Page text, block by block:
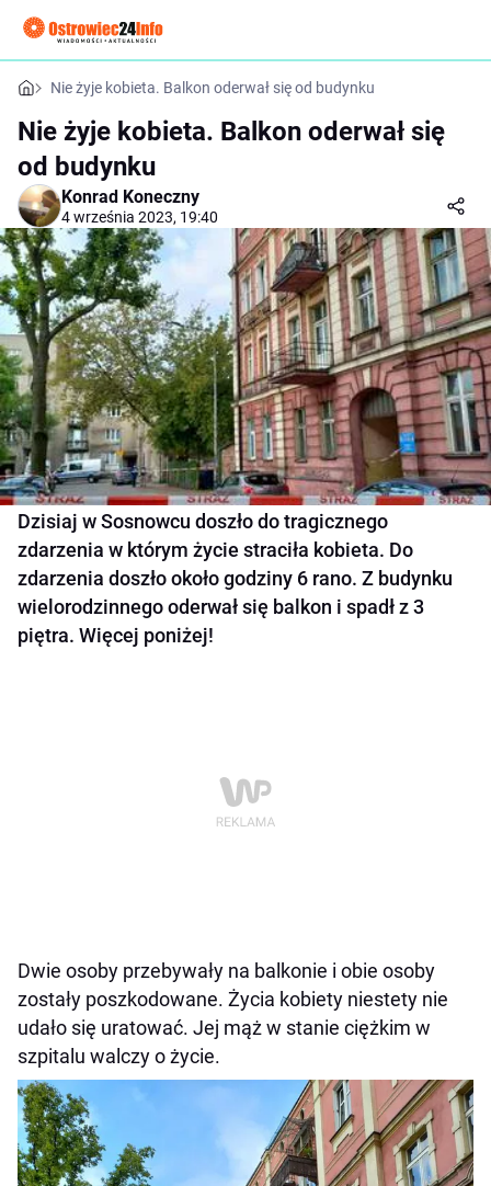
Nie żyje kobieta. Balkon oderwał się od budynku
Nie żyje kobieta. Balkon oderwał się
od budynku
Konrad Koneczny
4 września 2023, 19:40
Dzisiaj w Sosnowcu doszło do tragicznego
zdarzenia w którym życie straciła kobieta. Do
zdarzenia doszło około godziny 6 rano. Z budynku
wielorodzinnego oderwał się balkon i spadł z 3
piętra. Więcej poniżej!
Dwie osoby przebywały na balkonie i obie osoby
zostały poszkodowane. Życia kobiety niestety nie
udało się uratować. Jej mąż w stanie ciężkim w
szpitalu walczy o życie.